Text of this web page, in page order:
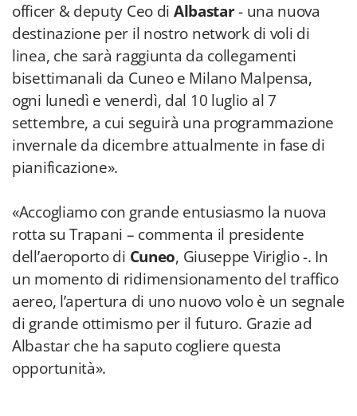
officer & deputy Ceo di Albastar- una nuova
destinazione per il nostro network di voli di
linea, che sarà raggiunta da collegamenti
bisettimanali da Cuneo e Milano Malpensa,
ogni lunedì e venerdì, dal 10 luglio al 7
settembre, a cui seguirà una programmazione
invernale da dicembre attualmente in fase di
pianificazione».
«Accogliamo con grande entusiasmo la nuova
rotta su Trapani – commenta il presidente
dell’aeroporto di Cuneo, Giuseppe Viriglio -. In
un momento di ridimensionamento del traffico
aereo, l’apertura di uno nuovo volo è un segnale
di grande ottimismo per il futuro. Grazie ad
Albastar che ha saputo cogliere questa
opportunità».